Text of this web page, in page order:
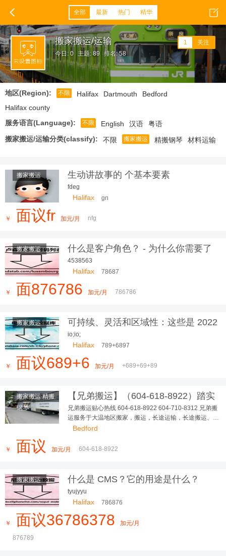
全部 最新 热门 精华
搬家搬运/运输
今日: 0 主题: 89 排名: 58
1 关注
地区(Region): 不限 Halifax Dartmouth
Bedford
Halifax county
服务语言(Language):
不限 English 汉语
粤语
搬家搬运/运输分类(classify):
不限 搬家搬运 精搬钢琴 材料运输
搬家搬运 生动讲故事的 个基本要素
fdeg
Halifax gn
￥ 面议fr 加元/月 nfg
搬家搬运
什么是客户角色？ - 为什么你需要了
解你的
4538563
Halifax 78687
￥ 面876786 加元/月 786786
搬家搬运
可持续、灵活和区域性：这些是 2022
年最美的室内设计趋势
io;io;
Halifax 789+6897
￥ 面议689+6 加元/月 +689+69+89
搬家搬运 精搬
钢琴
【兄弟搬运】（604-618-8922）踏实
可靠，大小搬家，长短途...
兄弟搬运贴心热线 604-618-8922 604-710-8312 兄弟搬
运服务于大温地区搬家，搬运，长途运输，长途搬运、精
搬钢琴、垃圾清理、各种疑难搬运 多年，政府注册，有完
司有多台厢式货车，我们本着以德为本，以信为先，让您
Bedford
￥ 面议 加元/月 604-618-8922
搬家搬运 什么是 CMS？它的用途是什么？
tyujyyu
Halifax 786876
￥ 面议36786378 加元/月
876789